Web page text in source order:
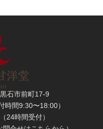
石市前町17-9
時間9:30〜18:00）
（24時間受付）